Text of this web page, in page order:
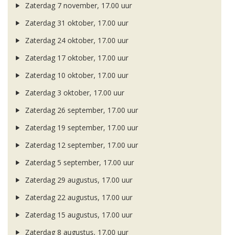
Zaterdag 7 november, 17.00 uur
Zaterdag 31 oktober, 17.00 uur
Zaterdag 24 oktober, 17.00 uur
Zaterdag 17 oktober, 17.00 uur
Zaterdag 10 oktober, 17.00 uur
Zaterdag 3 oktober, 17.00 uur
Zaterdag 26 september, 17.00 uur
Zaterdag 19 september, 17.00 uur
Zaterdag 12 september, 17.00 uur
Zaterdag 5 september, 17.00 uur
Zaterdag 29 augustus, 17.00 uur
Zaterdag 22 augustus, 17.00 uur
Zaterdag 15 augustus, 17.00 uur
Zaterdag 8 augustus, 17.00 uur